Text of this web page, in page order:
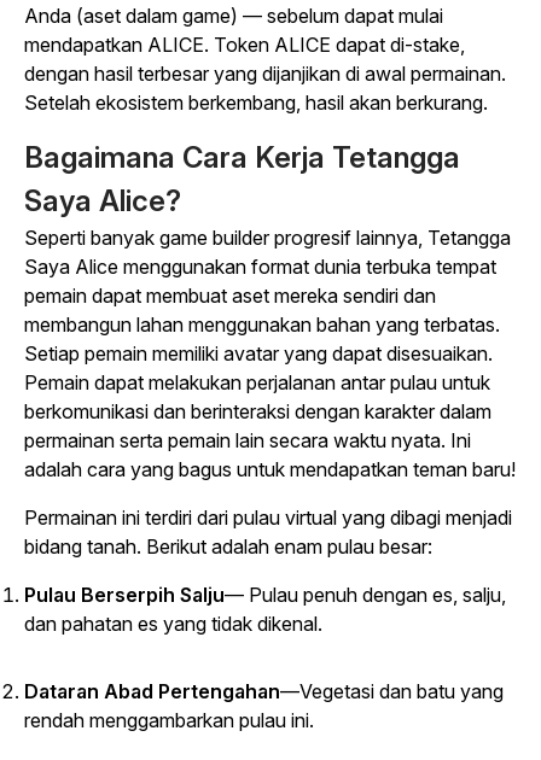
Anda (aset dalam game) — sebelum dapat mulai
mendapatkan ALICE. Token ALICE dapat di-stake,
dengan hasil terbesar yang dijanjikan di awal permainan.
Setelah ekosistem berkembang, hasil akan berkurang.
Bagaimana Cara Kerja Tetangga
Saya Alice?
Seperti banyak game builder progresif lainnya, Tetangga
Saya Alice menggunakan format dunia terbuka tempat
pemain dapat membuat aset mereka sendiri dan
membangun lahan menggunakan bahan yang terbatas.
Setiap pemain memiliki avatar yang dapat disesuaikan.
Pemain dapat melakukan perjalanan antar pulau untuk
berkomunikasi dan berinteraksi dengan karakter dalam
permainan serta pemain lain secara waktu nyata. Ini
adalah cara yang bagus untuk mendapatkan teman baru!
Permainan ini terdiri dari pulau virtual yang dibagi menjadi
bidang tanah. Berikut adalah enam pulau besar:
Pulau Berserpih Salju— Pulau penuh dengan es, salju,
dan pahatan es yang tidak dikenal.
Dataran Abad Pertengahan—Vegetasi dan batu yang
rendah menggambarkan pulau ini.